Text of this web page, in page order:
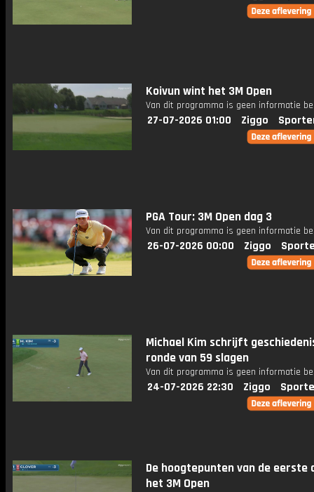
Koivun wint het 3M Open
Van dit programma is geen informatie
27-07-2026 01:00 Ziggo
PGA Tour: 3M Open dag 3
Van dit programma is geen informatie
26-07-2026 00:00 Ziggo
Michael Kim schrijft
ronde van 59 slagen
Van dit programma is geen informatie
24-07-2026 22:30 Ziggo
De hoogtepunten van de eerste
het 3M Open